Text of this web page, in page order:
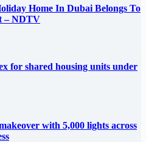
Home In Dubai Belongs To
– NDTV
for shared housing units under
with 5,000 lights across